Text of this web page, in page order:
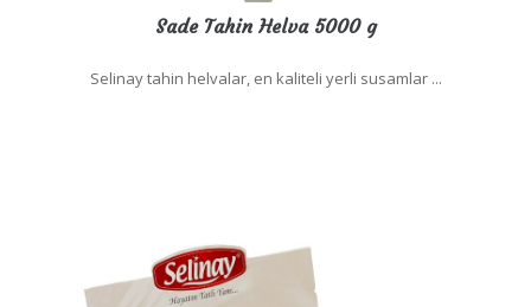
Sade Tahin Helva 5000 g
Selinay tahin helvalar, en kaliteli yerli susamlar ...